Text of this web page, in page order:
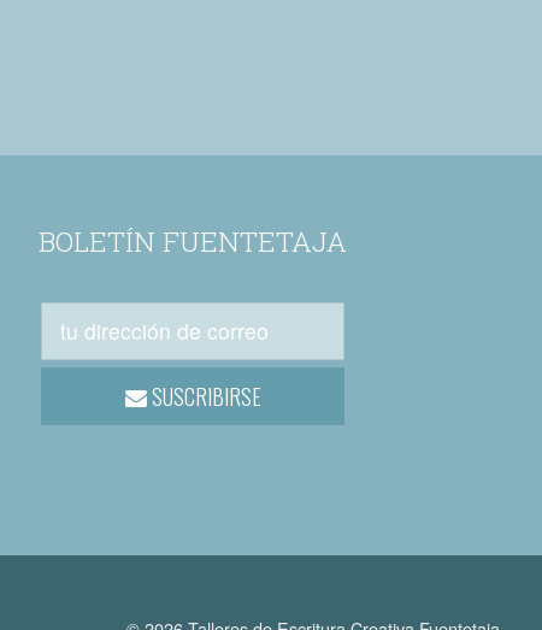
BOLETÍN FUENTETAJA
SUSCRIBIRSE